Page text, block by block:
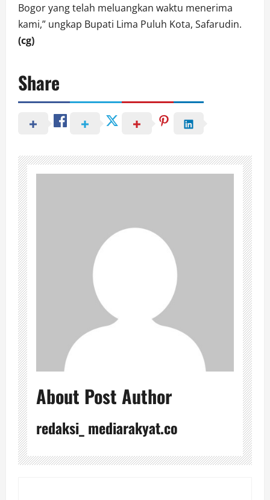
Bogor yang telah meluangkan waktu menerima
kami,” ungkap Bupati Lima Puluh Kota, Safarudin.
(cg)
Share
About Post Author
redaksi_ mediarakyat.co